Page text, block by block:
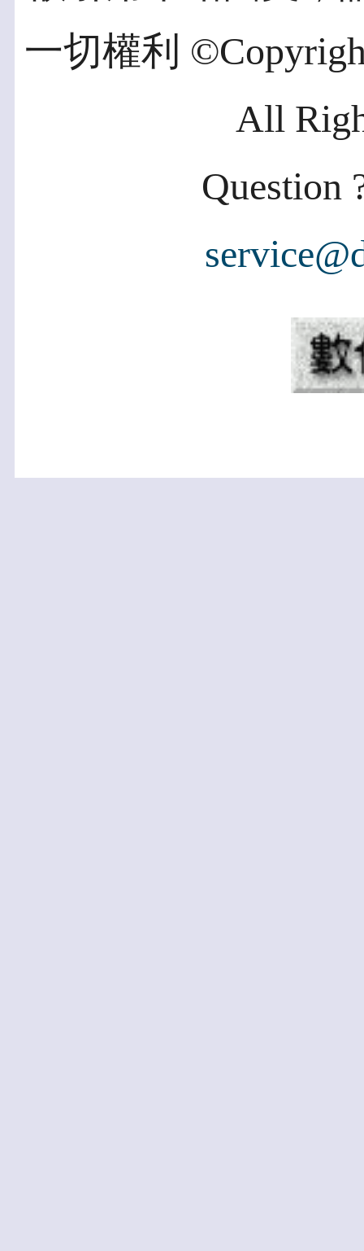
一切權利
All
Question